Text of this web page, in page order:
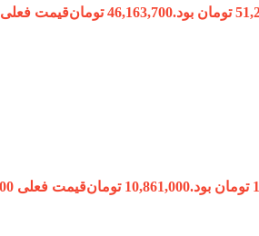
46,163,700 تومانقیمت فعلی 46,163,700 تومان است.
10,861,000 تومانقیمت فعلی 10,861,000 تومان است.